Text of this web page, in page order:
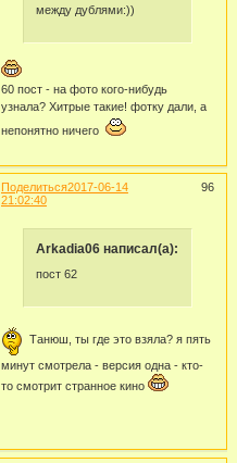
между дублями:))
60 пост - на фото кого-нибудь
узнала? Хитрые такие! фотку дали, а
непонятно ничего
Поделиться 96
2017-06-14
21:02:40
Arkadia06 написал(а):
пост 62
Танюш, ты где это взяла? я пять
минут смотрела - версия одна - кто-
то смотрит странное кино